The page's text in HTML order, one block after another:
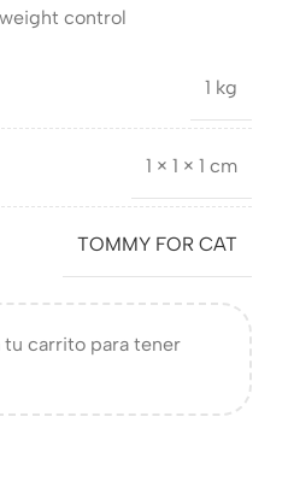
control
1 kg
1 × 1 × 1 cm
TOMMY FOR CAT
tu carrito para tener